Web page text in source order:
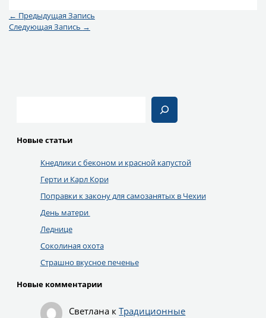
← Предыдущая Запись
Следующая Запись →
Новые статьи
Кнедлики с беконом и красной капустой
Герти и Карл Кори
Поправки к закону для самозанятых в Чехии
День матери
Леднице
Соколиная охота
Страшно вкусное печенье
Новые комментарии
Светлана кТрадиционные